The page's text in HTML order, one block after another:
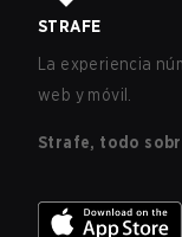
STRAFE
La experiencia
web y móvil.
Strafe, todo